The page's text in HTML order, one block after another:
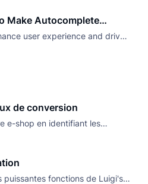
Make Autocomplete
for UXuser experience and drive
de conversion
e-shop en identifiant les
puissantes fonctions de Luigi's